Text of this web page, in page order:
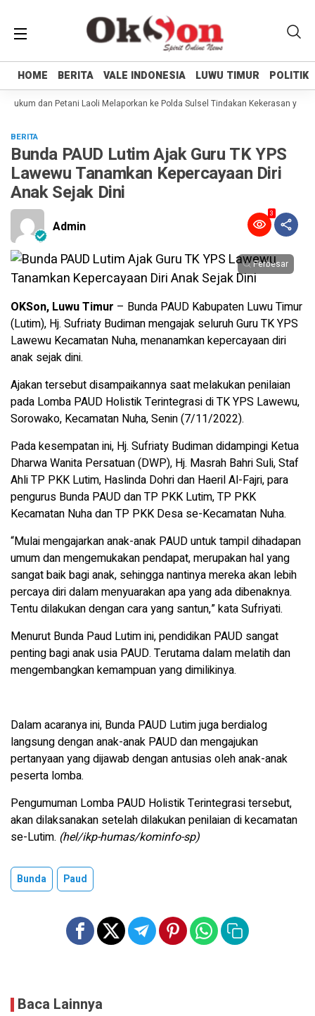
HOME BERITA VALE INDONESIA LUWU TIMUR POLITIK
HOME BERITA VALE INDONESIA LUWU TIMUR POLITIK
Hukum dan Petani Laoli Melaporkan ke Polda Sulsel Tindakan Kekerasan
BERITA
Bunda PAUD Lutim Ajak Guru TK YPS
Lawewu Tanamkan Kepercayaan Diri
Anak Sejak Dini
Admin
3
Perbesar
OKSon, Luwu Timur – Bunda PAUD Kabupaten Luwu Timur
(Lutim), Hj. Sufriaty Budiman mengajak seluruh Guru TK YPS
Lawewu Kecamatan Nuha, menanamkan kepercayaan diri
anak sejak dini.
Ajakan tersebut disampaikannya saat melakukan penilaian
pada Lomba PAUD Holistik Terintegrasi di TK YPS Lawewu,
Sorowako, Kecamatan Nuha, Senin (7/11/2022).
Pada kesempatan ini, Hj. Sufriaty Budiman didampingi Ketua
Dharwa Wanita Persatuan (DWP), Hj. Masrah Bahri Suli, Staf
Ahli TP PKK Lutim, Haslinda Dohri dan Haeril Al-Fajri, para
pengurus Bunda PAUD dan TP PKK Lutim, TP PKK
Kecamatan Nuha dan TP PKK Desa se-Kecamatan Nuha.
“Mulai mengajarkan anak-anak PAUD untuk tampil dihadapan
umum dan mengemukakan pendapat, merupakan hal yang
sangat baik bagi anak, sehingga nantinya mereka akan lebih
percaya diri dalam menyuarakan apa yang ada dibenaknya.
Tentu dilakukan dengan cara yang santun,” kata Sufriyati.
Menurut Bunda Paud Lutim ini, pendidikan PAUD sangat
penting bagi anak usia PAUD. Terutama dalam melatih dan
mengembangkan kemampuan yang dimilikinya.
Dalam acaranya ini, Bunda PAUD Lutim juga berdialog
langsung dengan anak-anak PAUD dan mengajukan
pertanyaan yang dijawab dengan antusias oleh anak-anak
peserta lomba.
Pengumuman Lomba PAUD Holistik Terintegrasi tersebut,
akan dilaksanakan setelah dilakukan penilaian di kecamatan
se-Lutim. (hel/ikp-humas/kominfo-sp)
Bunda Paud
Baca Lainnya